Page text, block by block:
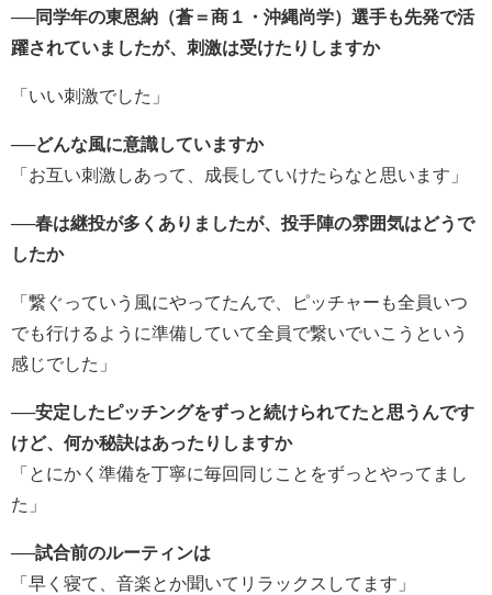
──同学年の東恩納（蒼＝商１・沖縄尚学）選手も先発で活
躍されていましたが、刺激は受けたりしますか
「いい刺激でした」
──どんな風に意識していますか
「お互い刺激しあって、成長していけたらなと思います」
──春は継投が多くありましたが、投手陣の雰囲気はどうで
したか
「繋ぐっていう風にやってたんで、ピッチャーも全員いつ
でも行けるように準備していて全員で繋いでいこうという
感じでした」
──安定したピッチングをずっと続けられてたと思うんです
けど、何か秘訣はあったりしますか
「とにかく準備を丁寧に毎回同じことをずっとやってまし
た」
──試合前のルーティンは
「早く寝て、音楽とか聞いてリラックスしてます」